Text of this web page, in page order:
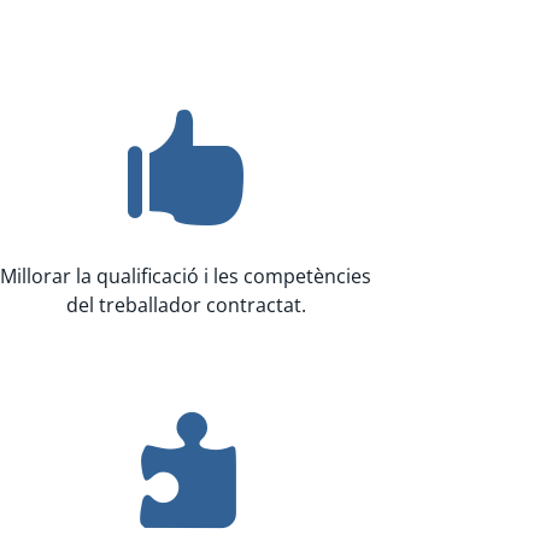

Millorar la qualificació i les competències
del treballador contractat.
